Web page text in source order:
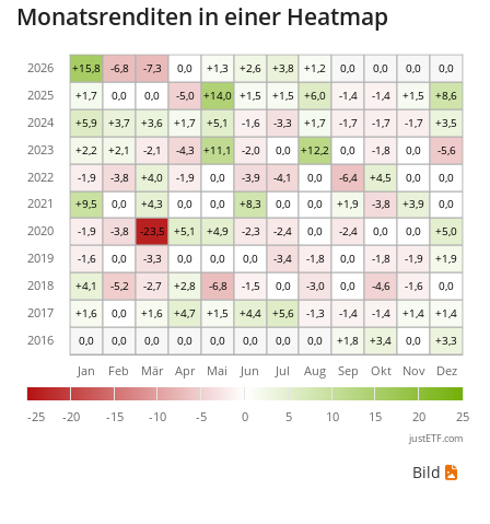
Monatsrenditen in einer Heatmap
0,0 0,0 0,0 0,0 0,0 0,0 0,0 0,0 +1,8 +3,4 0,0 +3,3
+1,6 0,0 +1,6 +4,7 +1,5 +4,4 +5,6 -1,3 -1,4 -1,4 +1,4 +1,4
+4,1 -5,2 -2,7 +2,8 -6,8 -1,5 0,0 -3,0 0,0 -4,6 -1,6 0,0
-1,6 0,0 -3,3 0,0 0,0 0,0 -3,4 -1,8 0,0 -1,8 -1,9 +1,9
-1,9 -3,8 -23,5 +5,1 +4,9 -2,3 -2,4 0,0 -2,4 0,0 0,0 +5,0
+9,5 0,0 +4,3 0,0 0,0 +8,3 0,0 0,0 +1,9 -3,8 +3,9 0,0
-1,9 -3,8 +4,0 -1,9 0,0 -3,9 -4,1 0,0 -6,4 +4,5 0,0 0,0
+2,2 +2,1 -2,1 -4,3 +11,1 -2,0 0,0 +12,2 0,0 -1,8 0,0 -5,6
+5,9 +3,7 +3,6 +1,7 +5,1 -1,6 -3,3 +1,7 -1,7 -1,7 -1,7 +3,5
+1,7 0,0 0,0 -5,0 +14,0 +1,5 +1,5 +6,0 -1,4 -1,4 +1,5 +8,6
+15,8 -6,8 -7,3 0,0 +1,3 +2,6 +3,8 +1,2 0,0 0,0 0,0 0,0
-25 -20 -15 -10 -5 0 5 10 15 20 25
Jan Feb Mär Apr Mai Jun Jul Aug Sep Okt Nov Dez
2016
2017
2018
2019
2020
2021
2022
2023
2024
2025
2026
justETF.com
Bild